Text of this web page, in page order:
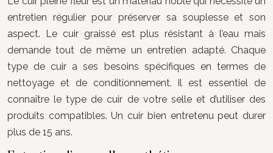
entretien régulier pour préserver sa souplesse et son
aspect. Le cuir graissé est plus résistant à l’eau mais
demande tout de même un entretien adapté. Chaque
type de cuir a ses besoins spécifiques en termes de
nettoyage et de conditionnement. Il est essentiel de
connaître le type de cuir de votre selle et d’utiliser des
produits compatibles. Un cuir bien entretenu peut durer
plus de 15 ans.